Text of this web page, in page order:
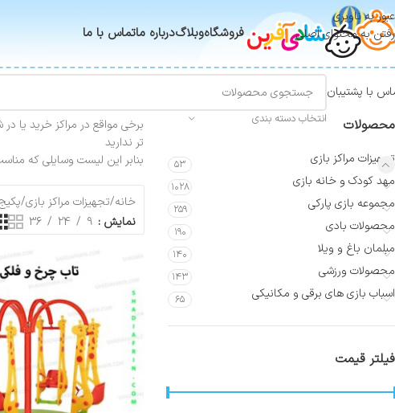
عبور به ناوبری
رفتن به محتوای اصلی
فروشگاهوبلاگدرباره ماتماس با ما
با پشتیبان
انتخاب دسته بندی محصولات
تجهیزات مراکز بازی ۵۳
مهد کودک و خانه بازی ۱۰۲۸
مجموعه بازی پارکی ۲۵۹
محصولات بادی ۱۹۰
مبلمان باغ و ویلا ۱۴۰
محصولات ورزشی ۱۴۳
اسباب بازی های برقی و مکانیکی ۶۵
فیلتر قیمت
برخی مواقع در مراکز خرید یا
تر ندارید
بنابر این لیست وسایلی که
خانه/تجهیزات مراکز بازی/
نمایش
9
24
36